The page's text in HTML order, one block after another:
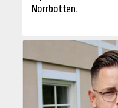
Norrbotten.